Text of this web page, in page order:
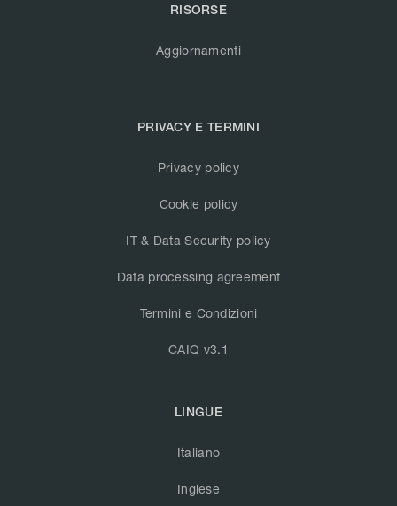
RISORSE
Aggiornamenti
PRIVACY E TERMINI
Privacy policy
Cookie policy
IT & Data Security policy
Data processing agreement
Termini e Condizioni
CAIQ v3.1
LINGUE
Italiano
Inglese